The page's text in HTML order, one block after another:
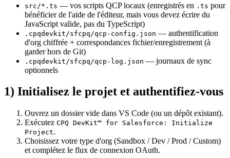
src/*.ts — vos scripts QCP locaux (enregistrés en .ts pour
bénéficier de l'aide de l'éditeur, mais vous devez écrire du
JavaScript valide, pas du TypeScript)
.cpqdevkit/sfcpq/qcp-config.json — authentification
d'org chiffrée + correspondances fichier/enregistrement (à
garder hors de Git)
.cpqdevkit/sfcpq/qcp-log.json — journaux de sync
optionnels
1) Initialisez le projet et authentifiez-vous
Ouvrez un dossier vide dans VS Code (ou un dépôt existant).
Exécutez CPQ DevKit™ for Salesforce: Initialize
Project.
Choisissez votre type d'org (Sandbox / Dev / Prod / Custom)
et complétez le flux de connexion OAuth.